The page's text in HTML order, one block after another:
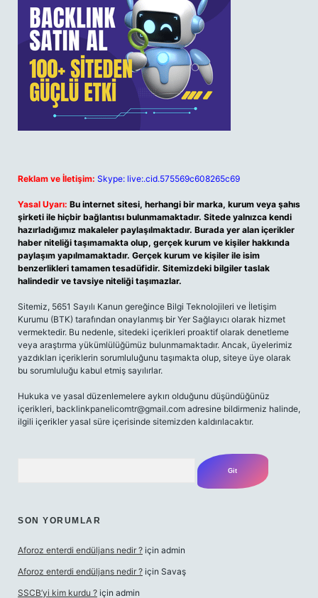
Reklam ve İletişim: Skype: live:.cid.575569c608265c69
Yasal Uyarı: Bu internet sitesi, herhangi bir marka, kurum veya şahıs
şirketi ile hiçbir bağlantısı bulunmamaktadır. Sitede yalnızca kendi
hazırladığımız makaleler paylaşılmaktadır. Burada yer alan içerikler
haber niteliği taşımamakta olup, gerçek kurum ve kişiler hakkında
paylaşım yapılmamaktadır. Gerçek kurum ve kişiler ile isim
benzerlikleri tamamen tesadüfidir. Sitemizdeki bilgiler taslak
halindedir ve tavsiye niteliği taşımazlar.
Sitemiz, 5651 Sayılı Kanun gereğince Bilgi Teknolojileri ve İletişim
Kurumu (BTK) tarafından onaylanmış bir Yer Sağlayıcı olarak hizmet
vermektedir. Bu nedenle, sitedeki içerikleri proaktif olarak denetleme
veya araştırma yükümlülüğümüz bulunmamaktadır. Ancak, üyelerimiz
yazdıkları içeriklerin sorumluluğunu taşımakta olup, siteye üye olarak
bu sorumluluğu kabul etmiş sayılırlar.
Hukuka ve yasal düzenlemelere aykırı olduğunu düşündüğünüz
içerikleri, backlinkpanelicomtr@gmail.com adresine bildirmeniz halinde,
ilgili içerikler yasal süre içerisinde sitemizden kaldırılacaktır.
SON YORUMLAR
Aforoz enterdi endüljans nedir ? için admin
Aforoz enterdi endüljans nedir ? için Savaş
SSCB’yi kim kurdu ? için admin